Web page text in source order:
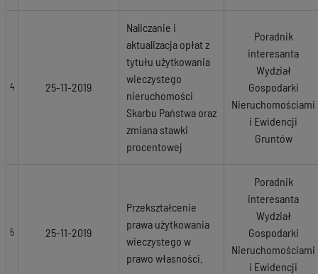
4 25-11-2019
Naliczanie i
aktualizacja opłat z
tytułu użytkowania
wieczystego
nieruchomości
Skarbu Państwa oraz
zmiana stawki
procentowej
Poradnik
interesanta
Wydział
Gospodarki
Nieruchomościami
i Ewidencji
Gruntów
5 25-11-2019
Przekształcenie
prawa użytkowania
wieczystego w
prawo własności.
Poradnik
interesanta
Wydział
Gospodarki
Nieruchomościami
i Ewidencji